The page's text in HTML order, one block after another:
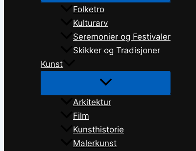
Folketro
Kulturarv
Seremonier og Festivaler
Skikker og Tradisjoner
Kunst
Arkitektur
Film
Kunsthistorie
Malerkunst